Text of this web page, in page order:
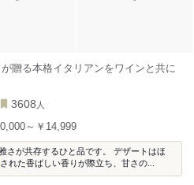
贈る本格イタリアンをワインと共に
3608 人
～￥14,999
さが共存するひと品です。 デザートはほ
された香ばしい香りが際立ち、甘さの...